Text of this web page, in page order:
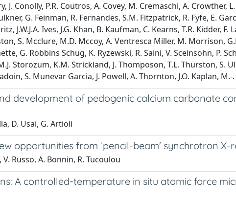
Conolly, P.R. Coutros, A. Covey, M. Cremaschi, A. Crowther,
G. Feinman, R. Fernandes, S.M. Fitzpatrick, R. Fyfe, E.
J.W.J.A. Ives, J.G. Khan, B. Kaufman, C. Kearns, T.R. Kidder, F.
S. Mcclure, M.D. Mccoy, A. Ventresca Miller, M. Morrison,
G. Robbins Schug, K. Ryzewski, R. Saini, V. Sceinsohn, P.
Storozum, K.M. Strickland, J. Thomposon, T.L. Thurston, S.
S. Munevar Garcia, J. Powell, A. Thornton, J.O. Kaplan,
development of pedogenic calcium carbonate
D. Usai, G. Artioli
opportunities from `pencil-beam' synchrotron
Russo, A. Bonnin, R. Tucoulou
A controlled-temperature in situ atomic force